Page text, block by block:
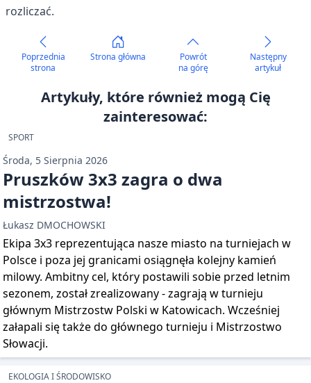
rozliczać.
Poprzednia
strona
Strona główna
Powrót
na górę
Następny
artykuł
Artykuły, które również mogą Cię
zainteresować:
SPORT
Środa, 5 Sierpnia 2026
Pruszków 3x3 zagra o dwa
mistrzostwa!
Łukasz DMOCHOWSKI
Ekipa 3x3 reprezentująca nasze miasto na turniejach w
Polsce i poza jej granicami osiągnęła kolejny kamień
milowy. Ambitny cel, który postawili sobie przed letnim
sezonem, został zrealizowany - zagrają w turnieju
głównym Mistrzostw Polski w Katowicach. Wcześniej
załapali się także do głównego turnieju i Mistrzostwo
Słowacji.
EKOLOGIA I ŚRODOWISKO